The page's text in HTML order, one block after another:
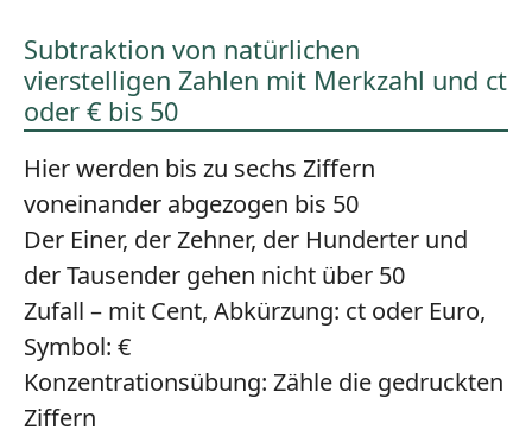
Subtraktion von natürlichen
vierstelligen Zahlen mit Merkzahl und ct
oder € bis 50
Hier werden bis zu sechs Ziffern
voneinander abgezogen bis 50
Der Einer, der Zehner, der Hunderter und
der Tausender gehen nicht über 50
Zufall – mit Cent, Abkürzung: ct oder Euro,
Symbol: €
Konzentrationsübung: Zähle die gedruckten
Ziffern